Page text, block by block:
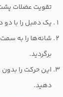
تقویت عضلات پشت
یک دمبل را با
شانه‌ها را به
برگردید.
این حرکت را بدون
دهید.